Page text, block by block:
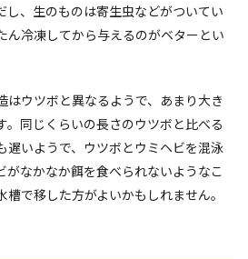
し、生のものは寄生虫などがついてい
ん冷凍してから与えるのがベターとい
はウツボと異なるようで、あまり大き
。同じくらいの長さのウツボと比べる
遅いようで、ウツボとウミヘビを混泳
がなかなか餌を食べられないようなこ
で移した方がよいかもしれません。